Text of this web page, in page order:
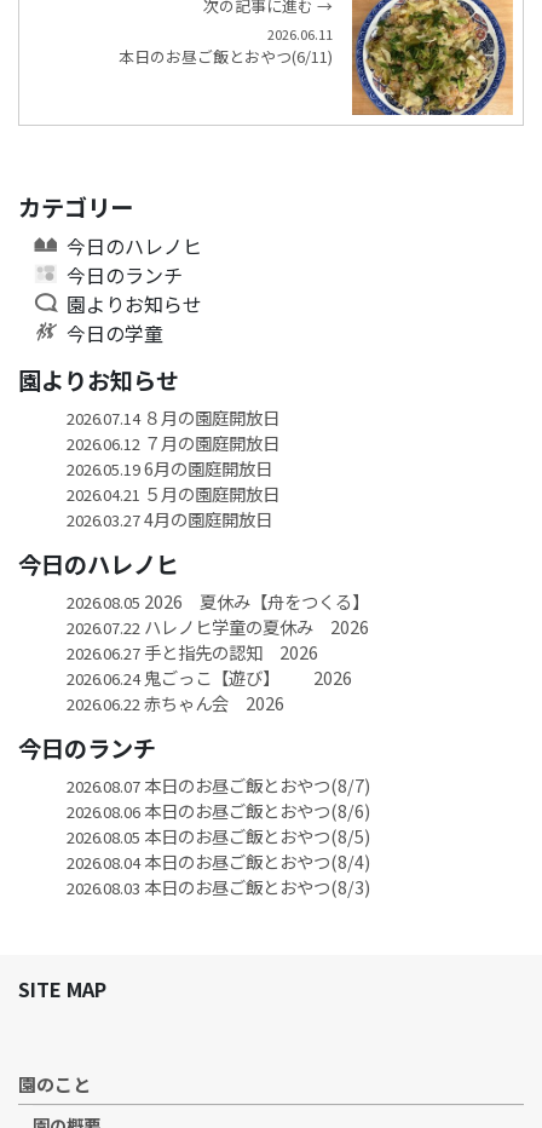
次の記事に進む →
2026.06.11
本日のお昼ご飯とおやつ(6/11)
カテゴリー
今日のハレノヒ
今日のランチ
園よりお知らせ
今日の学童
園よりお知らせ
2026.07.14８月の園庭開放日
2026.06.12７月の園庭開放日
2026.05.196月の園庭開放日
2026.04.21 ５月の園庭開放日
2026.03.274月の園庭開放日
今日のハレノヒ
2026.08.05 2026 夏休み【舟をつくる】
2026.07.22ハレノヒ学童の夏休み 2026
2026.06.27手と指先の認知 2026
2026.06.24鬼ごっこ【遊び】 2026
2026.06.22赤ちゃん会 2026
今日のランチ
2026.08.07本日のお昼ご飯とおやつ(8/7)
2026.08.06本日のお昼ご飯とおやつ(8/6)
2026.08.05 本日のお昼ご飯とおやつ(8/5)
2026.08.04本日のお昼ご飯とおやつ(8/4)
2026.08.03 本日のお昼ご飯とおやつ(8/3)
SITE MAP
園のこと